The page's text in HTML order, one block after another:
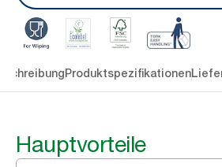
Produktspezifikationen
Hauptvorteile